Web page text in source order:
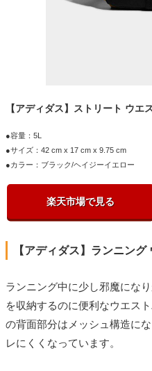
【アディダス】ストリート ウ
●容量：5L
●サイズ：42 cm x 17 cm x 9.75 cm
●カラー：ブラック/ヘイジーイエロー
楽天市場で見る
【アディダス】ランニン
ランニング中に少し邪魔にな
を収納するのに便利なウエス
の背面部分はメッシュ構造に
レにくくなっています。